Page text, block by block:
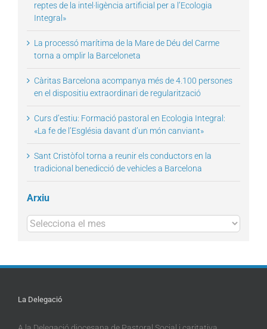
reptes de la intel·ligència artificial per a l’Ecologia
Integral»
La processó marítima de la Mare de Déu del Carme
torna a omplir la Barceloneta
Càritas Barcelona acompanya més de 4.100 persones
en el dispositiu extraordinari de regularització
Curs d’estiu: Formació pastoral en Ecologia Integral:
«La fe de l’Església davant d’un món canviant»
Sant Cristòfol torna a reunir els conductors en la
tradicional benedicció de vehicles a Barcelona
Arxiu
Arxius
La Delegació